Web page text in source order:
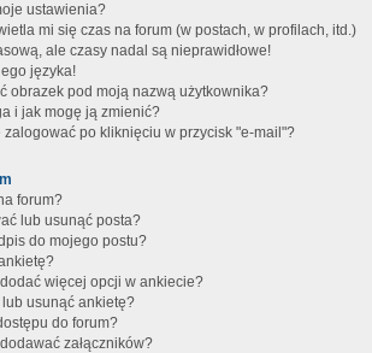
ustawienia?
mi się czas na forum (w postach, w profilach, itd.)
ale czasy nadal są nieprawidłowe!
języka!
obrazek pod moją nazwą użytkownika?
i jak mogę ją zmienić?
zalogować po kliknięciu w przycisk "e-mail"?
forum?
lub usunąć posta?
do mojego postu?
więcej opcji w ankiecie?
usunąć ankietę?
do forum?
załączników?